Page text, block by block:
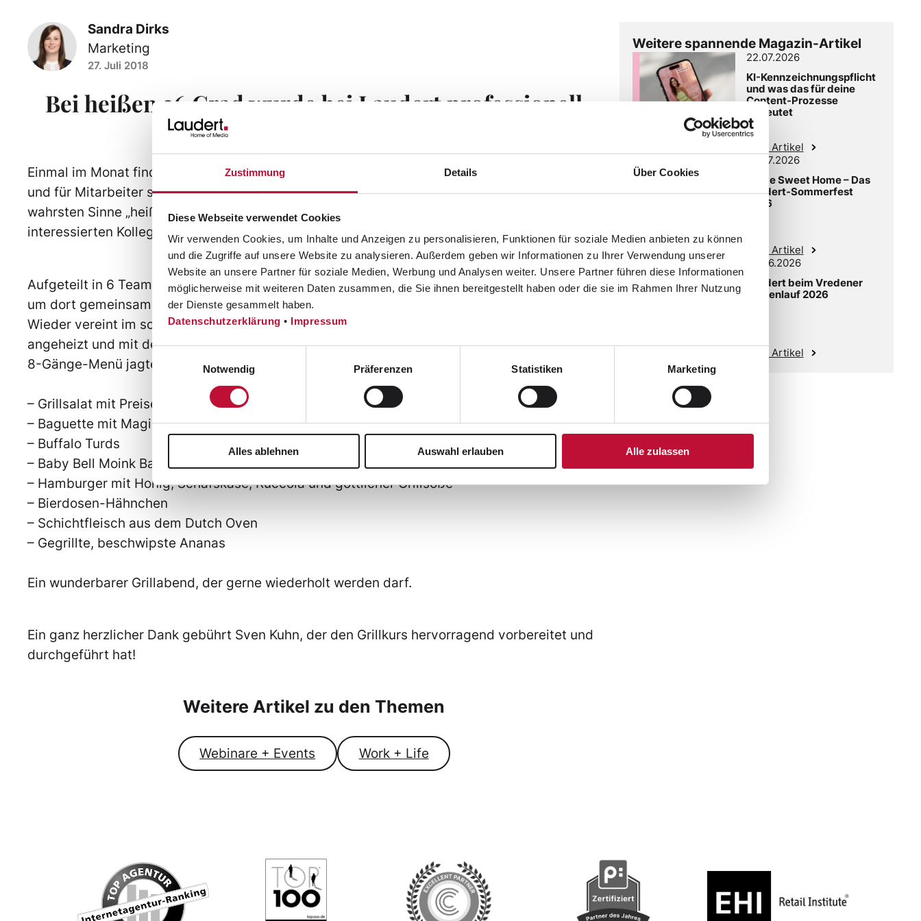
Zustimmung Details Über Cookies
Diese Webseite verwendet Cookies
Wir verwenden Cookies, um Inhalte und Anzeigen zu personalisieren, Funktionen für soziale Medien anbieten zu können
und die Zugriffe auf unsere Website zu analysieren. Außerdem geben wir Informationen zu Ihrer Verwendung unserer
Website an unsere Partner für soziale Medien, Werbung und Analysen weiter. Unsere Partner führen diese Informationen
möglicherweise mit weiteren Daten zusammen, die Sie ihnen bereitgestellt haben oder die sie im Rahmen Ihrer Nutzung
der Dienste gesammelt haben.
Datenschutzerklärung • Impressum
Notwendig
Präferenzen Statistiken Marketing
Alles ablehnen Auswahl erlauben Alle zulassen
Sandra Dirks
Marketing
27. Juli 2018
Bei heißen 36 Grad wurde bei Laudert professionell
Einmal im Monat findet am Hauptsitz in Vreden unser Themenabend „Laudert Interaktiv“ von
und für Mitarbeiter statt. Unser Themenabend am 26. Juli wurde von vielen Mitarbeitern im
wahrsten Sinne „heiß“ ersehnt. Grillmeister und IT-Projektmanager Sven Kuhn richtete für alle
interessierten Kollegen einen Grillkurs aus.
Aufgeteilt in 6 Teams, steuerten alle Teilnehmer zunächst die klimatisierten Teamküchen an,
um dort gemeinsam ihre vom Grillmeister zusammengestellten Grill-Rezepte vorzubereiten.
Wieder vereint im schönen Garten im Innenhof, wurden gleich vier verschiedene Grills
angeheizt und mit dem vorbereiteten Grillgut bestückt. Beim anschließenden gemeinsamen
8-Gänge-Menü jagte ein Highlight das nächste:
– Grillsalat mit Preiselbeeren
– Baguette mit Magic Dust BBQ Rub
– Buffalo Turds
– Baby Bell Moink Balls
– Hamburger mit Honig, Schafskäse, Ruccola und göttlicher Grillsoße
– Bierdosen-Hähnchen
– Schichtfleisch aus dem Dutch Oven
– Gegrillte, beschwipste Ananas
Ein wunderbarer Grillabend, der gerne wiederholt werden darf.
Ein ganz herzlicher Dank gebührt Sven Kuhn, der den Grillkurs hervorragend vorbereitet und
durchgeführt hat!
Weitere Artikel zu den Themen
Webinare + Events Work + Life
Weitere spannende Magazin-Artikel
22.07.2026
KI-Kennzeichnungspflicht
und was das für deine
Content-Prozesse
bedeutet
Zum Artikel
02.07.2026
Home Sweet Home – Das
Laudert-Sommerfest
2026
Zum Artikel
03.06.2026
Laudert beim Vredener
Firmenlauf 2026
Zum Artikel